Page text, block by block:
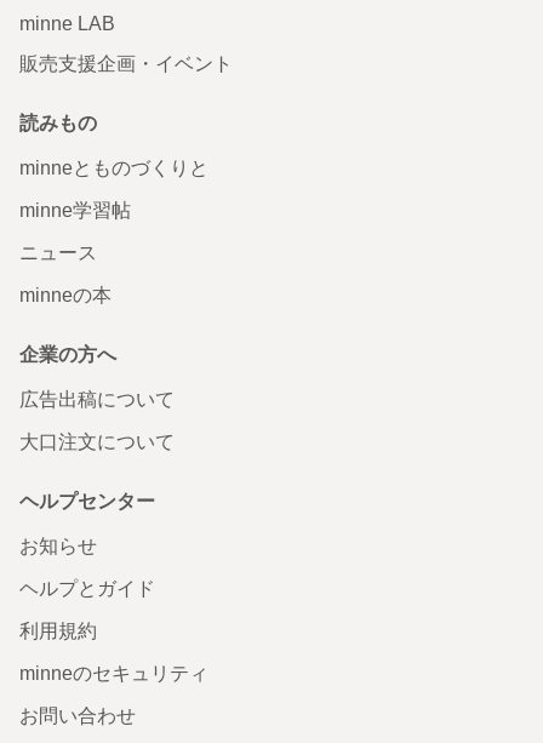
minne LAB
販売支援企画・イベント
読みもの
minneとものづくりと
minne学習帖
ニュース
minneの本
企業の方へ
広告出稿について
大口注文について
ヘルプセンター
お知らせ
ヘルプとガイド
利用規約
minneのセキュリティ
お問い合わせ